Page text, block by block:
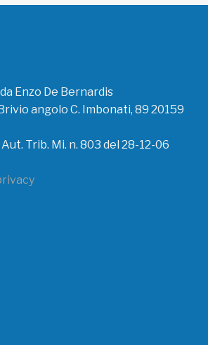
Enzo De Bernardis
angolo C. Imbonati, 89 20159
Trib. Mi. n. 803 del 28-12-06